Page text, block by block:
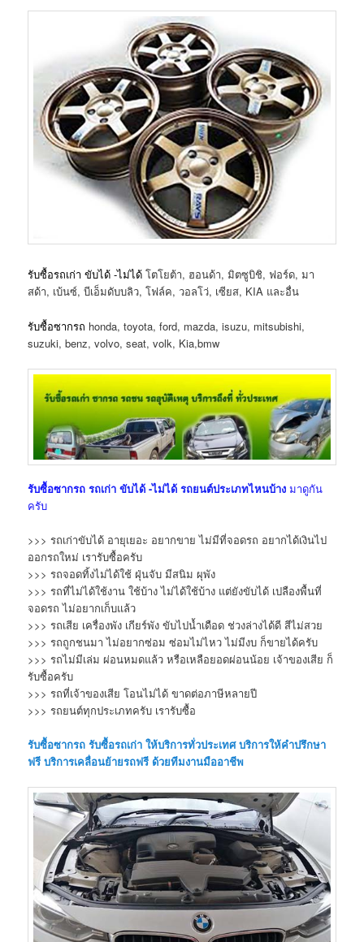
รับซื้อรถเก่า ขับได้ -ไม่ได้ โตโยต้า, ฮอนด้า, มิตซูบิชิ, ฟอร์ด, มา
สด้า, เบ้นซ์, บีเอ็มดับบลิว, โฟล์ค, วอลโว่, เซียส, KIA และอื่น
รับซื้อซากรถ honda, toyota, ford, mazda, isuzu, mitsubishi,
suzuki, benz, volvo, seat, volk, Kia,bmw
รับซื้อซากรถ รถเก่า ขับได้ -ไม่ได้ รถยนต์ประเภทไหนบ้าง มาดูกัน
ครับ
>>> รถเก่าขับได้ อายุเยอะ อยากขาย ไม่มีที่จอดรถ อยากได้เงินไป
ออกรถใหม่ เรารับซื้อครับ
>>> รถจอดทิ้งไม่ได้ใช้ ฝุ่นจับ มีสนิม ผุพัง
>>> รถที่ไม่ได้ใช้งาน ใช้บ้าง ไม่ได้ใช้บ้าง แต่ยังขับได้ เปลืองพื้นที่
จอดรถ ไม่อยากเก็บแล้ว
>>> รถเสีย เครื่องพัง เกียร์พัง ขับไปน้ำเดือด ช่วงล่างได้ดี สีไม่สวย
>>> รถถูกชนมา ไม่อยากซ่อม ซ่อมไม่ไหว ไม่มีงบ ก็ขายได้ครับ
>>> รถไม่มีเล่ม ผ่อนหมดแล้ว หรือเหลือยอดผ่อนน้อย เจ้าของเสีย ก็
รับซื้อครับ
>>> รถที่เจ้าของเสีย โอนไม่ได้ ขาดต่อภาษีหลายปี
>>> รถยนต์ทุกประเภทครับ เรารับซื้อ
รับซื้อซากรถ รับซื้อรถเก่า ให้บริการทั่วประเทศ บริการให้คำปรึกษา
ฟรี บริการเคลื่อนย้ายรถฟรี ด้วยทีมงานมืออาชีพ